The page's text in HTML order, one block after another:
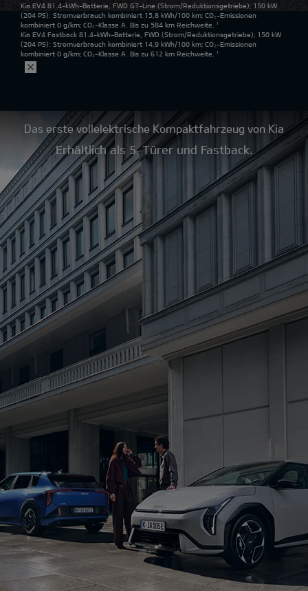
Kia EV4 81.4-kWh-Batterie, FWD GT-Line (Strom/Reduktionsgetriebe); 150 kW
(204 PS): Stromverbrauch kombiniert 15,8 kWh/100 km; CO₂-Emissionen
kombiniert 0 g/km; CO₂-Klasse A. Bis zu 584 km Reichweite. ¹
Kia EV4 Fastback 81.4-kWh-Batterie, FWD (Strom/Reduktionsgetriebe); 150 kW
(204 PS): Stromverbrauch kombiniert 14,9 kWh/100 km; CO₂-Emissionen
kombiniert 0 g/km; CO₂-Klasse A. Bis zu 612 km Reichweite. ¹
Das erste vollelektrische Kompaktfahrzeug von Kia
Erhältlich als 5-Türer und Fastback.